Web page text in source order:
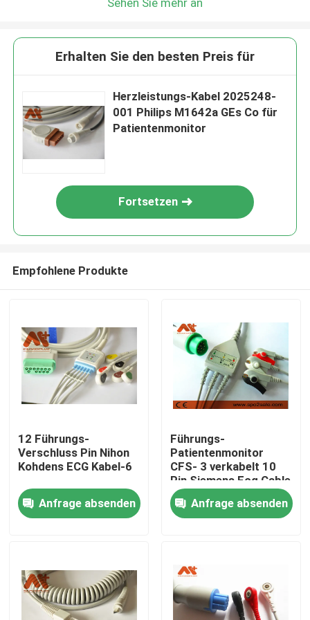
Produkte
Über uns
Erhalten Sie den besten Preis für
Herzleistungs-Kabel 2025248-
001 Philips M1642a GEs Co für
Patientenmonitor
Fortsetzen
Empfohlene Produkte
12 Führungs-
Verschluss Pin Nihon
Kohdens ECG Kabel-6
Anfrage absenden
Führungs-
Patientenmonitor
CFS- 3 verkabelt 10
Pin Siemens Ecg Cable
Anfrage absenden